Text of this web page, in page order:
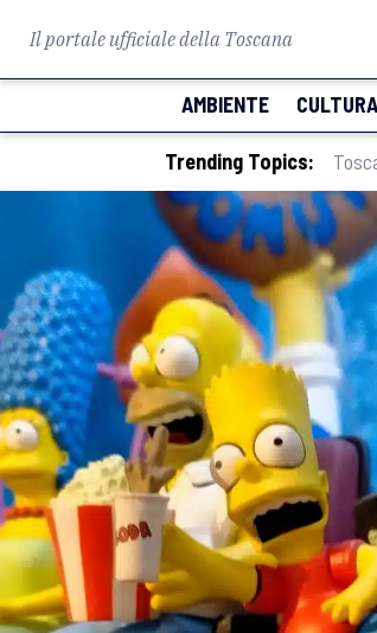
Il portale ufficiale della Toscana
AMBIENTE CULTURA
Trending Topics: